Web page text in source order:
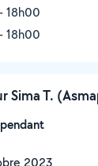
18h00
18h00
Sima T.
2023